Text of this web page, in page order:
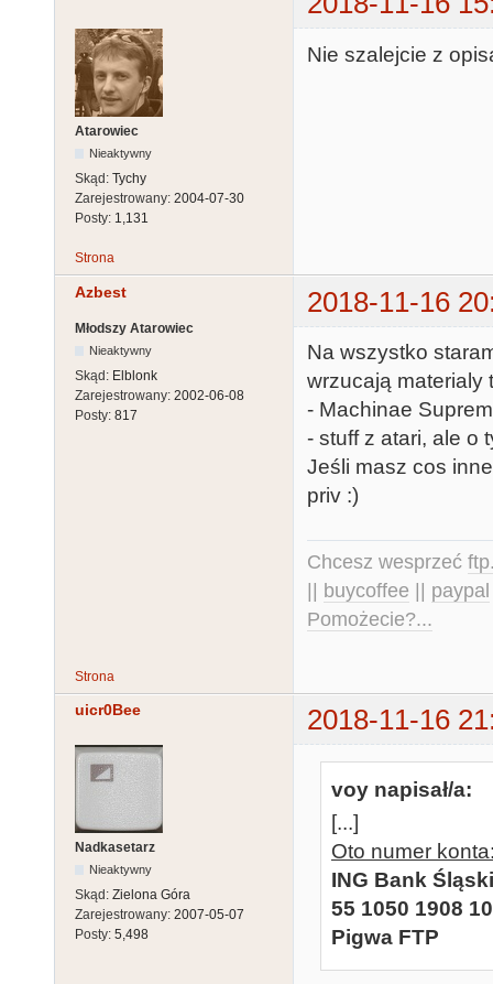
Atarowiec
Nieaktywny
Skąd: Tychy
Zarejestrowany: 2004-07-30
Posty: 1,131
Nie szalejcie z
Strona
Azbest 2018-11-16
Młodszy Atarowiec
Nieaktywny
Skąd: Elblonk
Zarejestrowany: 2002-06-08
Posty: 817
Na wszystko
wrzucają materialy
- Machinae
- stuff z atari, ale o
Jeśli masz cos
priv :)
Chcesz wesprzeć
|| buycoffee || paypal
Pomożecie?...
Strona
uicr0Bee 2018-11-16
Nadkasetarz
Nieaktywny
Skąd: Zielona Góra
Zarejestrowany: 2007-05-07
Posty: 5,498
voy napisał/a:
[...]
Oto numer
ING Bank
55 1050 1908
Pigwa FTP